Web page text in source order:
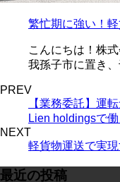
繁忙期に強い！
こんにちは！株
我孫子市に置き
PREV
【業務委託】運
Lien holdingsで働
NEXT
軽貨物運送で実
最近の投稿